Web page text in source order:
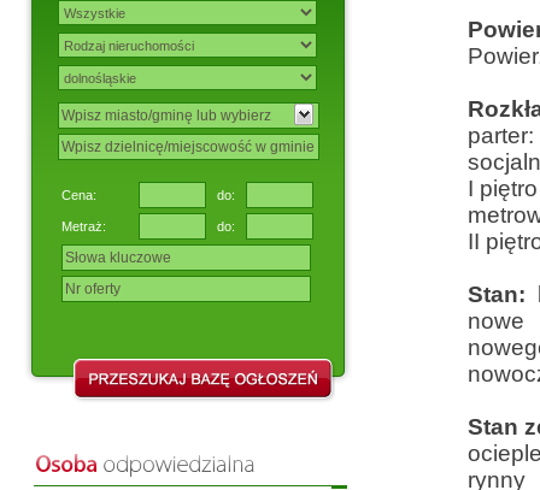
Cena: do:
Metraż: do:
I
II
Stan:
nowe
Stan
rynny